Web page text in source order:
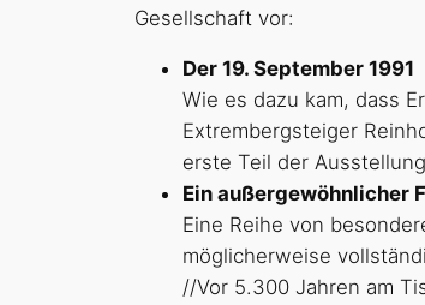
Gesellschaft vor:
Der 19. September 1991
Wie es dazu kam, dass
Extrembergsteiger
erste Teil der
Ein außergewöhnlicher
Eine Reihe von
möglicherweise
//Vor 5.300 Jahren am